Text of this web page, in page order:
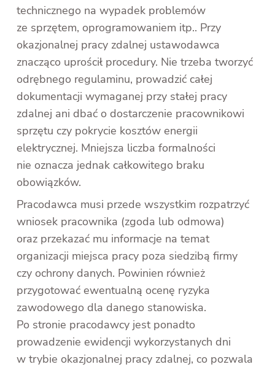
technicznego na wypadek problemów
ze sprzętem, oprogramowaniem itp.. Przy
okazjonalnej pracy zdalnej ustawodawca
znacząco uprościł procedury. Nie trzeba tworzyć
odrębnego regulaminu, prowadzić całej
dokumentacji wymaganej przy stałej pracy
zdalnej ani dbać o dostarczenie pracownikowi
sprzętu czy pokrycie kosztów energii
elektrycznej. Mniejsza liczba formalności
nie oznacza jednak całkowitego braku
obowiązków.
Pracodawca musi przede wszystkim rozpatrzyć
wniosek pracownika (zgoda lub odmowa)
oraz przekazać mu informacje na temat
organizacji miejsca pracy poza siedzibą firmy
czy ochrony danych. Powinien również
przygotować ewentualną ocenę ryzyka
zawodowego dla danego stanowiska.
Po stronie pracodawcy jest ponadto
prowadzenie ewidencji wykorzystanych dni
w trybie okazjonalnej pracy zdalnej, co pozwala